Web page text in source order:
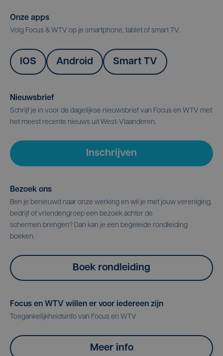
Onze apps
Volg Focus & WTV op je smartphone, tablet of smart TV.
IOS Android Smart TV
Nieuwsbrief
Schrijf je in voor de dagelijkse nieuwsbrief van Focus en WTV met
het meest recente nieuws uit West-Vlaanderen.
Inschrijven
Bezoek ons
Ben je benieuwd naar onze werking en wil je met jouw vereniging,
bedrijf of vriendengroep een bezoek achter de
schermen brengen? Dan kan je een begeleide rondleiding
boeken.
Boek rondleiding
Focus en WTV willen er voor iedereen zijn
Toegankelijkheidsinfo van Focus en WTV
Meer info